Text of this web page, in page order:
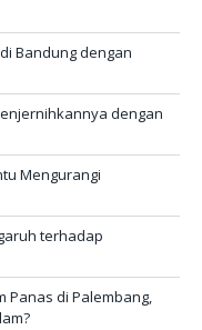
Bandung dengan
dengan
Mengurangi
terhadap
Panas di Palembang,